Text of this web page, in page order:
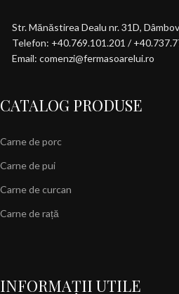
Str. Mănăstirea Dealu nr. 31D,
Telefon: +40.769.101.201 /
Email: comenzi@fermasoarelui.ro
CATALOG PRODUSE
Carne de porc
Carne de pui
Carne de curcan
Carne de rață
INFORMAȚII UTILE